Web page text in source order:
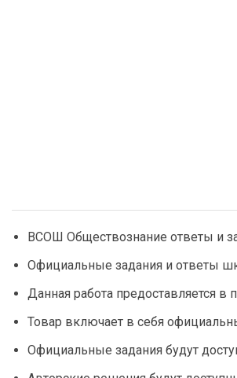
ВСОШ Обществознание ответы и
Официальные задания и ответы
Данная работа предоставляется
Товар включает в себя
Официальные задания будут